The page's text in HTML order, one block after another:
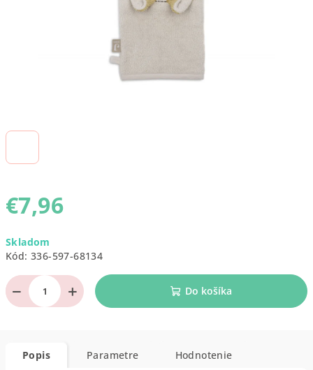
€7,96
cena:
Skladom
Kód: 336-597-68134
+
− Do košíka
Popis Parametre Hodnotenie